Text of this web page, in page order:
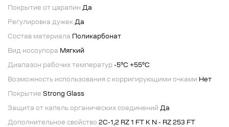
Покрытие от царапин Да
Регулировка дужек Да
Состав материала Поликарбонат
Вид носоупора Мягкий
Диапазон рабочих температур -5°C +55°C
Возможность использования с корригирующими очками Нет
Покрытие Strong Glass
Защита от капель органических соединений Да
Дополнительное свойство 2С-1,2 RZ 1 FT K N - RZ 253 FT